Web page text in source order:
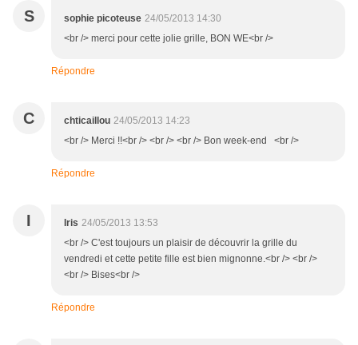
S sophie picoteuse 24/05/2013 14:30
<br /> merci pour cette jolie grille, BON WE<br />
Répondre
C chticaillou 24/05/2013 14:23
<br /> Merci !!<br /> <br /> <br /> Bon week-end <br />
Répondre
I Iris 24/05/2013 13:53
<br /> C'est toujours un plaisir de découvrir la grille du
vendredi et cette petite fille est bien mignonne.<br /> <br />
<br /> Bises<br />
Répondre